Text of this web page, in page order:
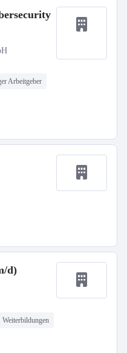
Arbeitgeber
d)
Weiterbildungen